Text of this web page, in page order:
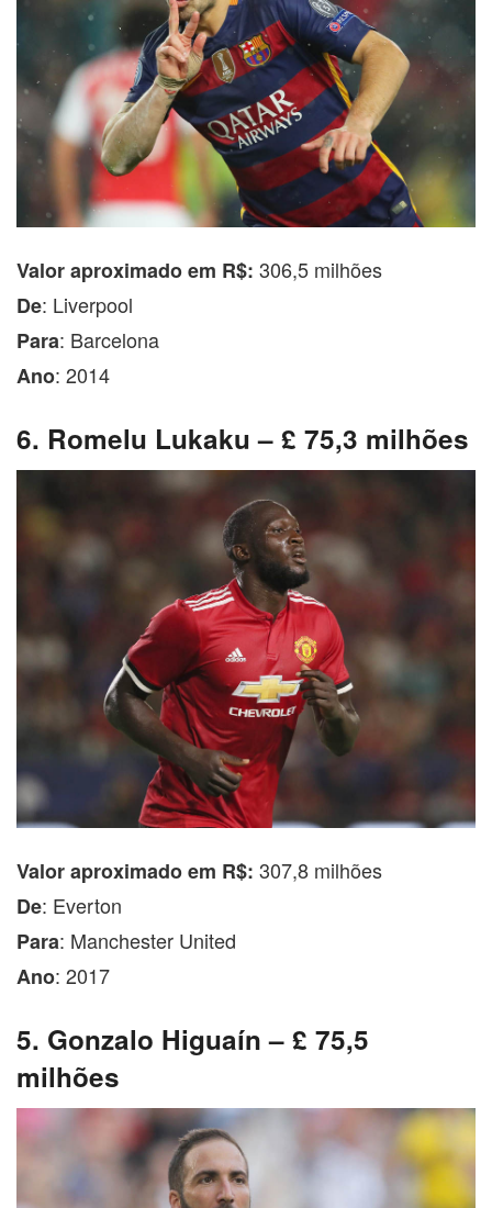
Valor aproximado em R$: 306,5 milhões
De: Liverpool
Para: Barcelona
Ano: 2014
6. Romelu Lukaku – £ 75,3 milhões
Valor aproximado em R$: 307,8 milhões
De: Everton
Para: Manchester United
Ano: 2017
5. Gonzalo Higuaín – £ 75,5
milhões